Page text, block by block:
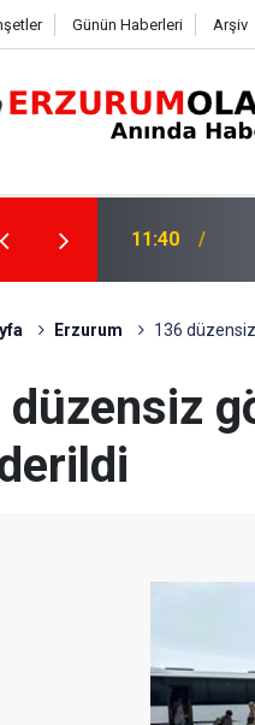
Günün Haberleri Arşiv
11:37
Erzurum 136
düzensiz